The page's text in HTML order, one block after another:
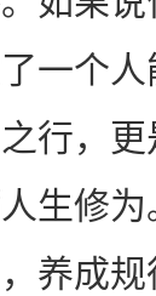
一个
行，
生修
养成